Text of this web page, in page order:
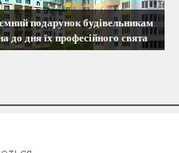
подарунок будівельникам
до дня їх професійного свята